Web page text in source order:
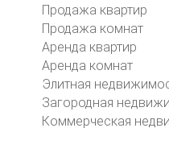
Продажа квартир
Продажа комнат
Аренда квартир
Аренда комнат
Элитная
Загородная
Коммерческая